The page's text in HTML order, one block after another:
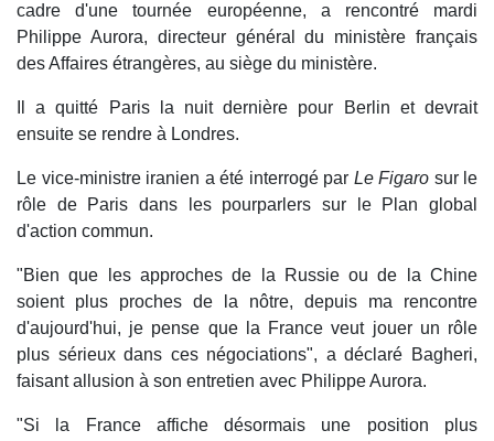
cadre d'une tournée européenne, a rencontré mardi
Philippe Aurora, directeur général du ministère français
des Affaires étrangères, au siège du ministère.
Il a quitté Paris la nuit dernière pour Berlin et devrait
ensuite se rendre à Londres.
Le vice-ministre iranien a été interrogé par Le Figaro sur le
rôle de Paris dans les pourparlers sur le Plan global
d'action commun.
"Bien que les approches de la Russie ou de la Chine
soient plus proches de la nôtre, depuis ma rencontre
d'aujourd'hui, je pense que la France veut jouer un rôle
plus sérieux dans ces négociations", a déclaré Bagheri,
faisant allusion à son entretien avec Philippe Aurora.
"Si la France affiche désormais une position plus